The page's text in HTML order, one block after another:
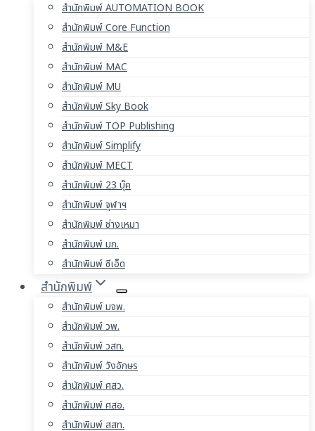
สำนักพิมพ์ AUTOMATION BOOK
สำนักพิมพ์ Core Function
สำนักพิมพ์ M&E
สำนักพิมพ์ MAC
สำนักพิมพ์ MU
สำนักพิมพ์ Sky Book
สำนักพิมพ์ TOP Publishing
สำนักพิมพ์ Simplify
สำนักพิมพ์ MECT
สำนักพิมพ์ 23 บุ๊ค
สำนักพิมพ์ จุฬาฯ
สำนักพิมพ์ ช่างเหมา
สำนักพิมพ์ มก.
สำนักพิมพ์ ซีเอ็ด
สำนักพิมพ์
สำนักพิมพ์ มจพ.
สำนักพิมพ์ วพ.
สำนักพิมพ์ วสท.
สำนักพิมพ์ วังอักษร
สำนักพิมพ์ ศสว.
สำนักพิมพ์ ศสอ.
สำนักพิมพ์ สสท.